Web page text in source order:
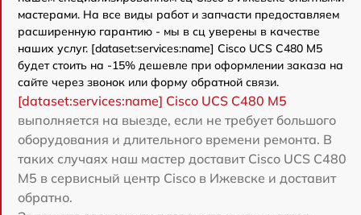
мастерами. На все виды работ и запчасти предоставляем
расширенную гарантию - мы в сц уверены в качестве
наших услуг. [dataset:services:name] Cisco UCS C480 M5
будет стоить на -15% дешевле при оформлении заказа на
сайте через звонок или форму обратной связи.
[dataset:services:name] Cisco UCS C480 M5
выполняется на выезде, если не требует большого
оборудования и длительного времени ремонта. В
таких случаях наш мастер доставит Cisco UCS C480
M5 в сервисный центр Cisco в Ижевске и доставит
обратно.